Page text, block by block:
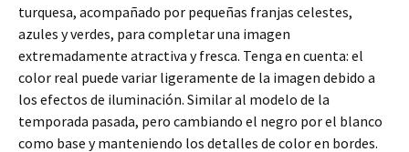
turquesa, acompañado por pequeñas franjas celestes,
azules y verdes, para completar una imagen
extremadamente atractiva y fresca. Tenga en cuenta: el
color real puede variar ligeramente de la imagen debido a
los efectos de iluminación. Similar al modelo de la
temporada pasada, pero cambiando el negro por el blanco
como base y manteniendo los detalles de color en bordes.